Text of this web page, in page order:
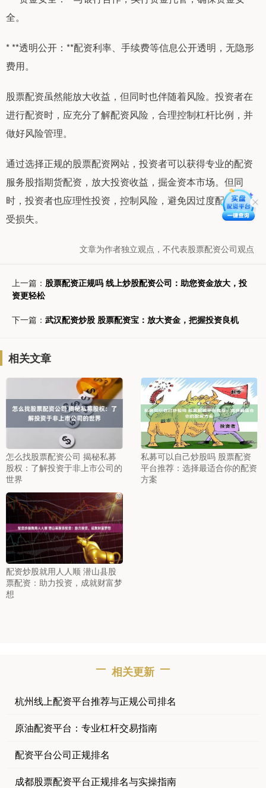
全。
* **透明公开：**配资利率、手续费等信息公开透明，无隐形
费用。
股票配资虽然能放大收益，但同时也伴随着风险。投资者在
进行配资时，应充分了解配资风险，合理控制杠杆比例，并
做好风险管理。
通过选择正规的股票配资网站，投资者可以获得专业的配资
服务股指期货配资，放大投资收益，掘金资本市场。但同
时，投资者也应理性投资，控制风险，避免因过度配资而遭
受损失。
文章为作者独立观点，不代表股票配资公司观点
上一篇： 股票配资正规吗 线上炒股配资公司：助您资金放大，投
资更轻松
下一篇： 武汉配资炒股 股票配资宝：放大资金，把握投资良机
相关文章
怎么找股票配资公司 揭秘私募
股权：了解投资于非上市公司的
世界
私募可以自己炒股吗 股票配资
平台推荐：选择最适合你的配资
方案
配资炒股就用人人顺 潜山县股
票配资：助力投资，成就财富梦
想
相关更新
杭州线上配资平台推荐与正规公司排名
原油配资平台：专业杠杆交易指南
配资平台公司正规排名
成都股票配资平台正规排名与实操指南